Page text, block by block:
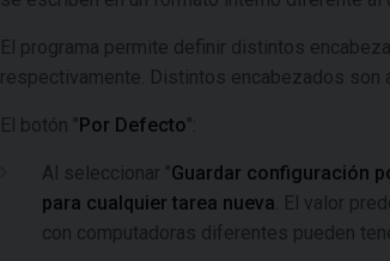
El programa permite definir distintos
respectivamente. Distintos encabezados son
El botón "Por Defecto":
Al seleccionar "Guardar configuración
para cualquier tarea nueva . El valor
con computadoras diferentes pueden